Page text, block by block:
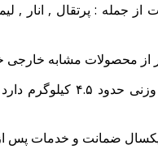
از جمله : پرتقال , انار ,
تر از محصولات مشابه
دستگاه اب میوه گیری طرح پارس
ضمانت و خدمات پس